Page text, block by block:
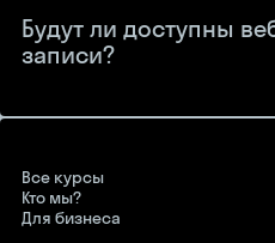
Будут ли доступны
записи?
Все курсы
Кто мы?
Для бизнеса